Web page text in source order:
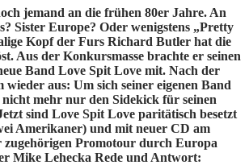
jemand an die frühen 80er Jahre. An
Sister Europe? Oder wenigstens „Pretty
Kopf der Furs Richard Butler hat die
Aus der Konkursmasse brachte er seinen
Band Love Spit Love mit. Nach der
aus: Um sich seiner eigenen Band
mehr nur den Sidekick für seinen
sind Love Spit Love paritätisch besetzt
Amerikaner) und mit neuer CD am
Promotour durch Europa
Mike Lehecka Rede und Antwort: